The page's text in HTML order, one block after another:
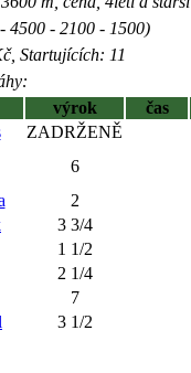
4500 - 2100 - 1500)
Startujících: 11
výrok čas
ZADRŽENĚ
6
2
3 3/4
1 1/2
2 1/4
7
3 1/2